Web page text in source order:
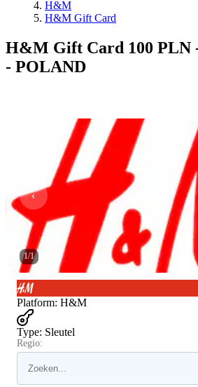
H&M
H&M Gift Card
H&M Gift Card 100 PLN
- POLAND
1/1
Platform: H&M
Type: Sleutel
Regio: